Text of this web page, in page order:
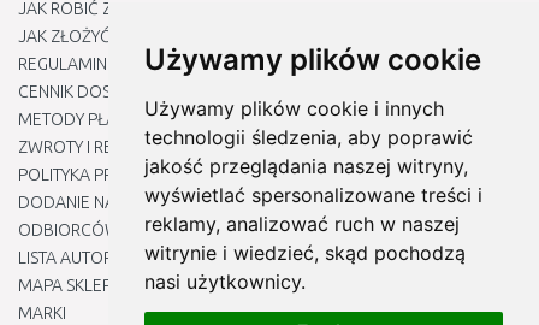
Używamy plików cookie
Używamy plików cookie i innych
technologii śledzenia, aby poprawić
jakość przeglądania naszej witryny,
wyświetlać spersonalizowane treści i
reklamy, analizować ruch w naszej
witrynie i wiedzieć, skąd pochodzą
nasi użytkownicy.
JAK ROBIĆ ZAKUPY ?
JAK ZŁOŻYĆ REKLAMACJĘ
REGULAMIN
CENNIK DOSTAWY
METODY PŁATNOŚCI
ZWROTY I REKLAMACJE PRODUKTÓW
POLITYKA PRYWATNOŚCI
DODANIE NASZYCH ADRESÓW E-MAIL DO LISTY ZAUFANYCH
ODBIORCÓW
LISTA AUTORYZOWANYCH CENTRÓW SERWISOWYCH
MAPA SKLEPU
MARKI